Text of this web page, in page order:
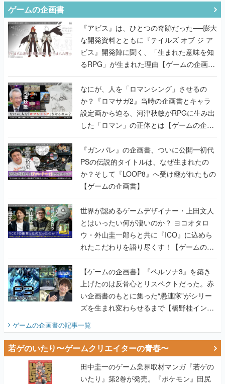
ゲームの企画書
『アビス』は、ひとつの奇跡だった──膨大
な開発資料とともに『テイルズ オブ ジ ア
ビス』開発陣に聞く、「生まれた意味を知
るRPG」が生まれた理由【ゲームの企画
書】
なにが、人を「ロマンシング」させるの
か？『ロマサガ2』当時の企画書とキャラ
設定画から迫る、河津秋敏がRPGに生み出
した「ロマン」の正体とは【ゲームの企画
書】
『ガンパレ』の企画書、ついに公開━初代
PSの伝説的タイトルは、なぜ生まれたの
か？そして『LOOP8』へ受け継がれたもの
【ゲームの企画書】
世界が認めるゲームデザイナー・上田文人
とはいったい何が凄いのか？ ヨコオタロ
ウ・外山圭一郎らと共に『ICO』に込めら
れたこだわりを語り尽くす！【ゲームの企
画書】
【ゲームの企画書】『ペルソナ3』を築き
上げたのは反骨心とリスペクトだった。赤
い企画書のもとに集った“愚連隊”がシリー
ズを生まれ変わらせるまで【橋野桂インタ
ゲームの企画書の記事一覧
若ゲのいたり〜ゲームクリエイターの青春〜
田中圭一のゲーム業界取材マンガ『若ゲの
いたり』第2巻が発売。『ポケモン』田尻